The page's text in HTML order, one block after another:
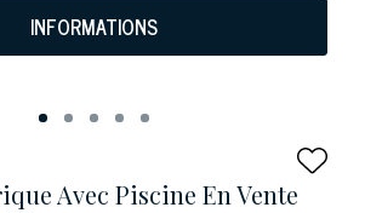
INFORMATIONS
Avec Piscine En Vente